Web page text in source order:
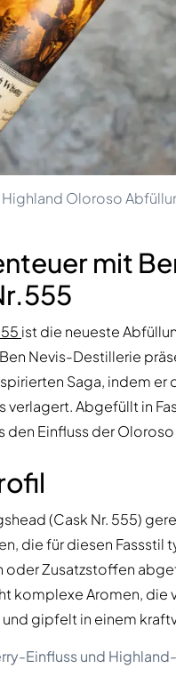
Highland Oloroso
mit
ist die neueste
Nevis-Destillerie
Saga, indem er
Abgefüllt in
Einfluss der
(Cask Nr. 555)
die für diesen Fassstil
oder Zusatzstoffen
komplexe Aromen, die
gipfelt in einem
Einfluss und